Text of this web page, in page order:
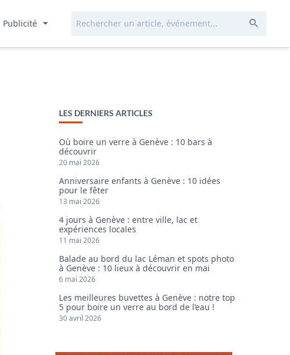
Publicité
LES DERNIERS ARTICLES
Où boire un verre à Genève : 10 bars à
découvrir
20 mai 2026
Anniversaire enfants à Genève : 10 idées
pour le fêter
13 mai 2026
4 jours à Genève : entre ville, lac et
expériences locales
11 mai 2026
Balade au bord du lac Léman et spots photo
à Genève : 10 lieux à découvrir en mai
6 mai 2026
Les meilleures buvettes à Genève : notre top
5 pour boire un verre au bord de l’eau !
30 avril 2026